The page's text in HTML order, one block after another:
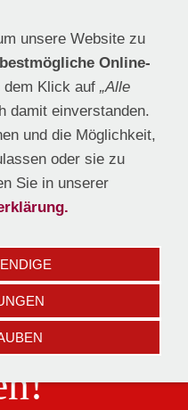
zu
unsere Website zu
bestmögliche Online-
Klick auf „Alle
damit einverstanden.
und die Möglichkeit,
oder sie zu
Sie in unserer